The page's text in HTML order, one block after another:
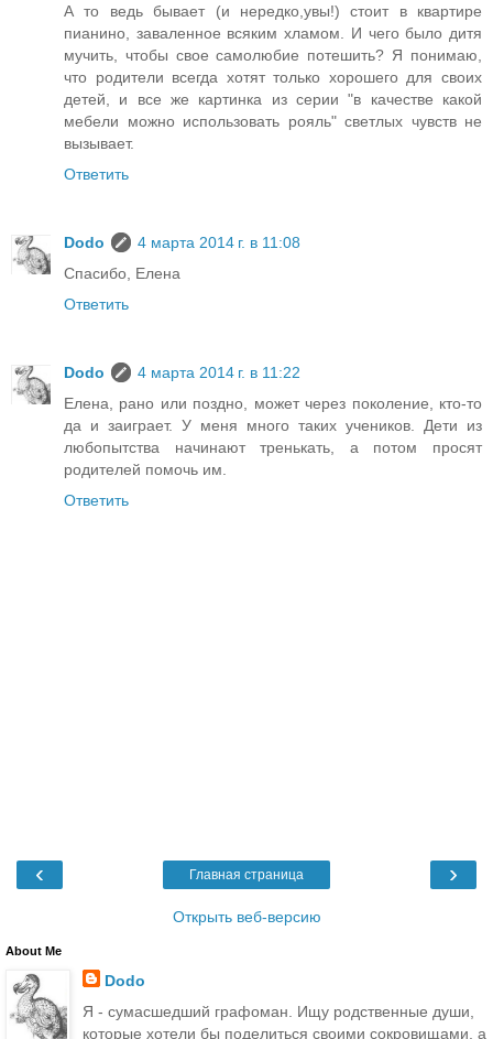
А то ведь бывает (и нередко,увы!) стоит в квартире
пианино, заваленное всяким хламом. И чего было дитя
мучить, чтобы свое самолюбие потешить? Я понимаю,
что родители всегда хотят только хорошего для своих
детей, и все же картинка из серии "в качестве какой
мебели можно использовать рояль" светлых чувств не
вызывает.
Ответить
Dodo
4 марта 2014 г. в 11:08
Спасибо, Елена
Ответить
Dodo
4 марта 2014 г. в 11:22
Елена, рано или поздно, может через поколение, кто-то
да и заиграет. У меня много таких учеников. Дети из
любопытства начинают тренькать, а потом просят
родителей помочь им.
Ответить
‹ ›
Главная страница
Открыть веб-версию
About Me
Dodo
Я - сумасшедший графоман. Ищу родственные души,
которые хотели бы поделиться своими сокровищами, а